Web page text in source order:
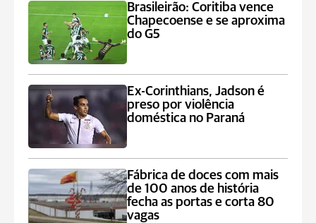
Brasileirão: Coritiba vence
Chapecoense e se aproxima
do G5
Ex-Corinthians, Jadson é
preso por violência
doméstica no Paraná
Fábrica de doces com mais
de 100 anos de história
fecha as portas e corta 80
vagas